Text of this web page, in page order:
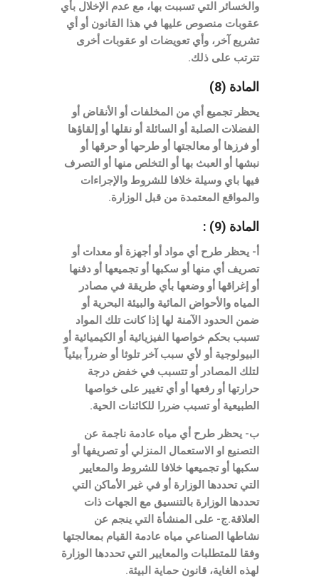
والخسائر التي تسببت بها، مع عدم الإخلال بأي
عقوبات منصوص عليها في هذا القانون أو أي
تشريع آخر، وأي تعويضات او عقوبات أخرى
تترتب على ذلك.
المادة (8)
يحظر تجميع أي من المخلفات أو الأنقاض أو
الفضلات الصلبة أو السائلة أو نقلها أو إلقاؤها
أو فرزها أو معالجتها أو طرحها أو حرقها أو
نبشها أو العبث بها أو التخلص منها أو التصرف
فيها باي وسيلة خلافا للشروط والإجراءات
والمواقع المعتمدة من قبل الوزارة.
المادة (9) :
أ- يحظر طرح أي مواد أو أجهزة أو معدات أو
تصريف أي منها أو سكبها أو تجميعها أو دفنها
أو إغراقها أو وضعها بأي طريقة في مصادر
المياه والأحواض المائية والبيئة البحرية أو
ضمن الحدود الآمنة لها إذا كانت تلك المواد
تسبب بحكم خواصها الفيزيائية أو الكيميائية أو
البيولوجية أو لأي سبب آخر تلوثا أو ضرراً بيئياً
لتلك المصادر أو تتسبب في خفض درجة
حرارتها أو رفعها أو أي تغيير على خواصها
الطبيعية أو تسبب ضررا للكائنات الحية.
ب- يحظر طرح أي مياه عادمة ناجمة عن
التصنيع او الاستعمال المنزلي أو تصريفها أو
سكبها أو تجميعها خلافا للشروط والمعايير
التي تحددها الوزارة أو في غير الأماكن التي
تحددها الوزارة بالتنسيق مع الجهات ذات
العلاقة.ج- على المنشأة التي ينجم عن
نشاطها الصناعي مياه عادمة القيام بمعالجتها
وفقا للمتطلبات والمعايير التي تحددها الوزارة
لهذه الغاية، قانون حماية البيئة.